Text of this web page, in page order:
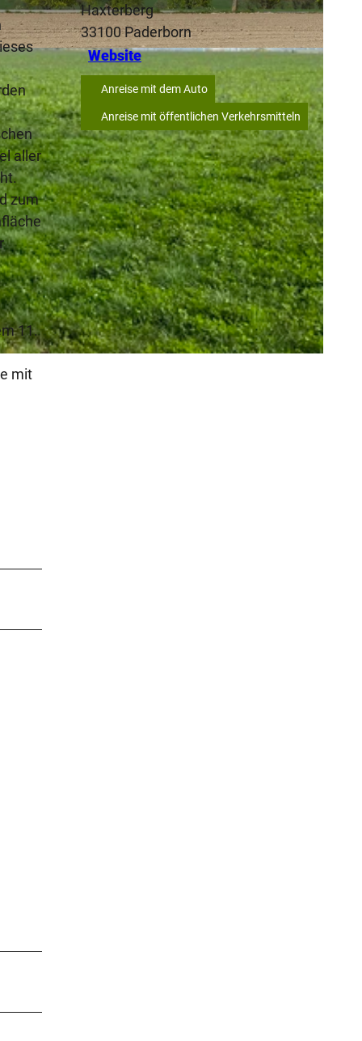
aller
zum
11.
mit
Haxterberg
33100Paderborn
Website
Anreise mit dem Auto
Anreise mit öffentlichen Verkehrsmitteln